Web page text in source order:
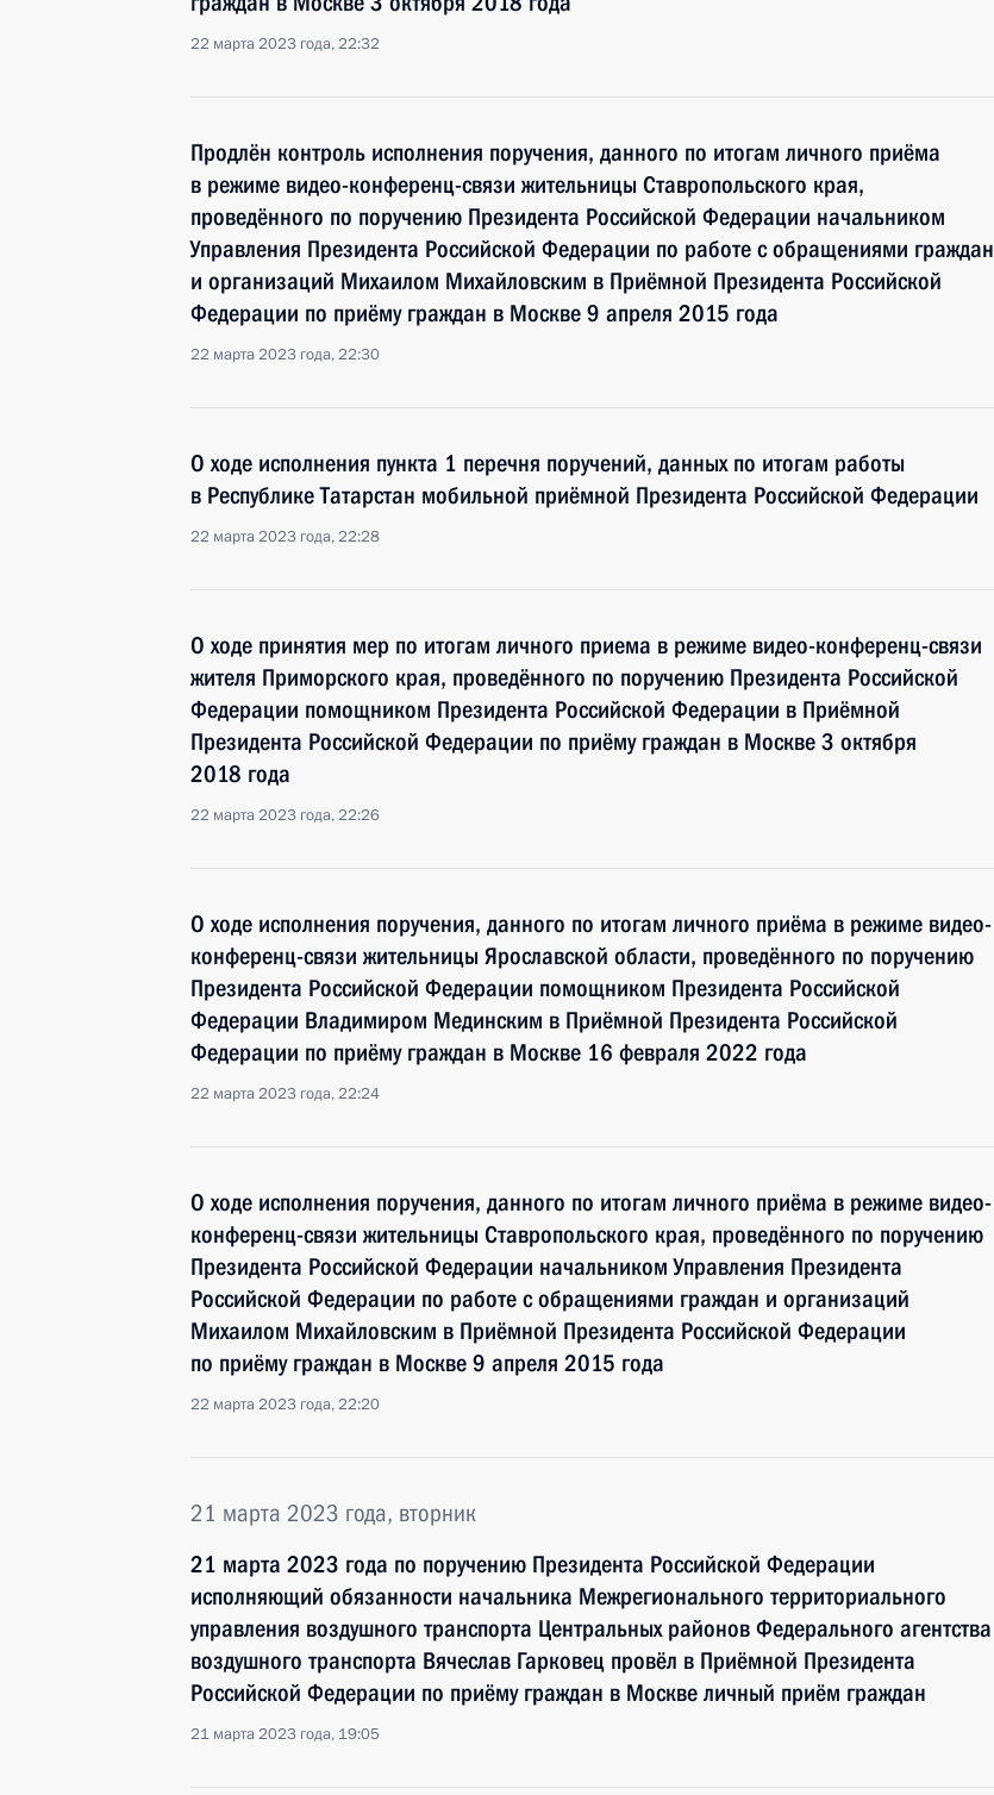
22 марта 2023 года, 22:32
Продлён контроль исполнения поручения, данного по итогам личного приёма
в режиме видео-конференц-связи жительницы Ставропольского края,
проведённого по поручению Президента Российской Федерации начальником
Управления Президента Российской Федерации по работе с обращениями граждан
и организаций Михаилом Михайловским в Приёмной Президента Российской
Федерации по приёму граждан в Москве 9 апреля 2015 года
22 марта 2023 года, 22:30
О ходе исполнения пункта 1 перечня поручений, данных по итогам работы
в Республике Татарстан мобильной приёмной Президента Российской Федерации
22 марта 2023 года, 22:28
О ходе принятия мер по итогам личного приема в режиме видео-конференц-связи
жителя Приморского края, проведённого по поручению Президента Российской
Федерации помощником Президента Российской Федерации в Приёмной
Президента Российской Федерации по приёму граждан в Москве 3 октября
2018 года
22 марта 2023 года, 22:26
О ходе исполнения поручения, данного по итогам личного приёма в режиме видео-
конференц-связи жительницы Ярославской области, проведённого по поручению
Президента Российской Федерации помощником Президента Российской
Федерации Владимиром Мединским в Приёмной Президента Российской
Федерации по приёму граждан в Москве 16 февраля 2022 года
22 марта 2023 года, 22:24
О ходе исполнения поручения, данного по итогам личного приёма в режиме видео-
конференц-связи жительницы Ставропольского края, проведённого по поручению
Президента Российской Федерации начальником Управления Президента
Российской Федерации по работе с обращениями граждан и организаций
Михаилом Михайловским в Приёмной Президента Российской Федерации
по приёму граждан в Москве 9 апреля 2015 года
22 марта 2023 года, 22:20
21 марта 2023 года, вторник
21 марта 2023 года по поручению Президента Российской Федерации
исполняющий обязанности начальника Межрегионального территориального
управления воздушного транспорта Центральных районов Федерального агентства
воздушного транспорта Вячеслав Гарковец провёл в Приёмной Президента
Российской Федерации по приёму граждан в Москве личный приём граждан
21 марта 2023 года, 19:05